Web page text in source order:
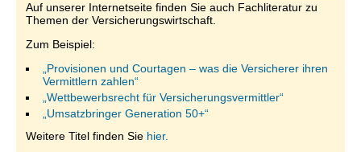
Auf unserer Internetseite finden Sie auch Fachliteratur zu
Themen der Versicherungswirtschaft.
Zum Beispiel:
„Provisionen und Courtagen – was die Versicherer ihren
Vermittlern zahlen“
„Wettbewerbsrecht für Versicherungsvermittler“
„Umsatzbringer Generation 50+“
Weitere Titel finden Sie hier.